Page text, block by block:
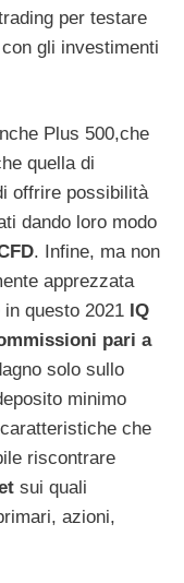
per testare
gli investimenti
Plus 500,che
quella di
offrire possibilità
dando loro modo
. Infine, ma non
apprezzata
questo 2021 IQ
pari a
solo sullo
minimo
che
riscontrare
sui quali
azioni,